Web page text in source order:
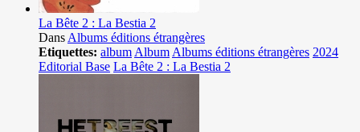
La Bête 2 : La Bestia 2
Dans Albums éditions étrangères
Etiquettes: album Album Albums éditions étrangères 2024
Editorial Base La Bête 2 : La Bestia 2